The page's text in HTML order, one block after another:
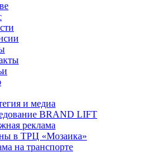
и медиа
BRAND LIFT
реклама
в ТРЦ «Мозаика»
на транспорте